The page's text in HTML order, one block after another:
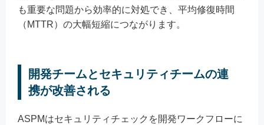
も重要な問題から効率的に対処でき、平均修復時間
（MTTR）の大幅短縮につながります。
開発チームとセキュリティチームの連
携が改善される
ASPMはセキュリティチェックを開発ワークフローに